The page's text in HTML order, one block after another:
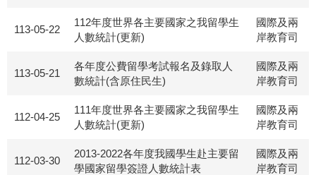
113-05-22
112年度世界各主要國家之我留學生
人數統計(更新)
國際及兩
岸教育司
113-05-21
各年度公費留學考試報名及錄取人
數統計(含原住民生)
國際及兩
岸教育司
112-04-25
111年度世界各主要國家之我留學生
人數統計(更新)
國際及兩
岸教育司
112-03-30
2013-2022各年度我國學生赴主要留
學國家留學簽證人數統計表
國際及兩
岸教育司